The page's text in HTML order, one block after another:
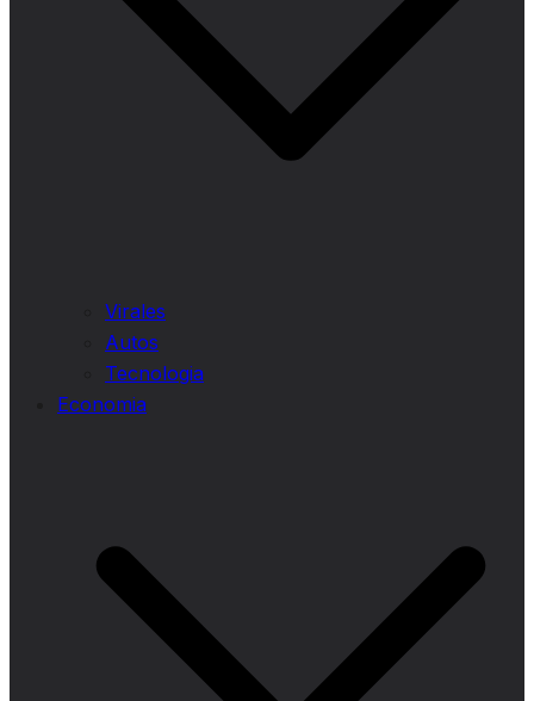
Virales
Autos
Tecnologia
Economia